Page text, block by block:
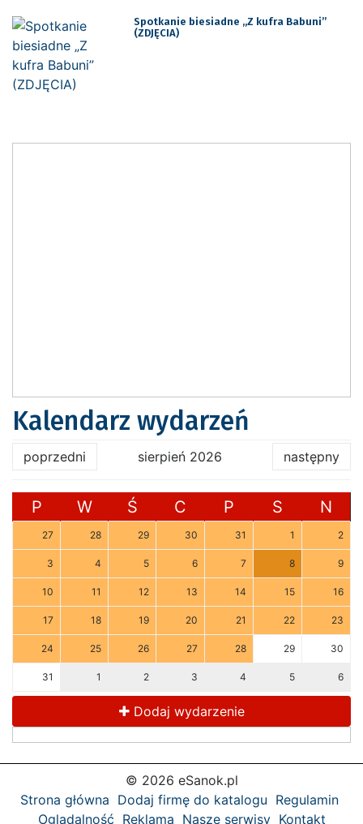
Spotkanie biesiadne „Z kufra Babuni”
(ZDJĘCIA)
Kalendarz wydarzeń
poprzedni sierpień 2026 następny
P W Ś C P S N
27 28 29 30 31 1 2
3 4 5 6 7 8 9
10 11 12 13 14 15 16
17 18 19 20 21 22 23
24 25 26 27 28 29 30
31 1 2 3 4 5 6
Dodaj wydarzenie
© 2026 eSanok.pl
Strona główna Dodaj firmę do katalogu Regulamin
Oglądalność Reklama Nasze serwisy Kontakt